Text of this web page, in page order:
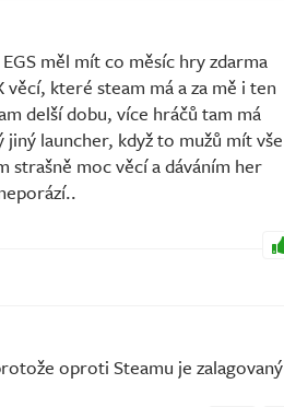
měl mít co měsíc hry zdarma
věcí, které steam má a za mě i ten
delší dobu, více hráčů tam má
launcher, když to mužů mít vše
strašně moc věcí a dáváním her
oproti Steamu je zalagovaný